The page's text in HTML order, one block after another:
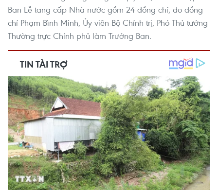
Ban Lễ tang cấp Nhà nước gồm 24 đồng chí, do đồng
chí Phạm Bình Minh, Ủy viên Bộ Chính trị, Phó Thủ tướng
Thường trực Chính phủ làm Trưởng Ban.